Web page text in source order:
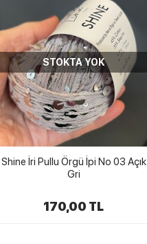
STOKTA YOK
Shine İri Pullu Örgü İpi No 03 Açık
Gri
170,00 TL